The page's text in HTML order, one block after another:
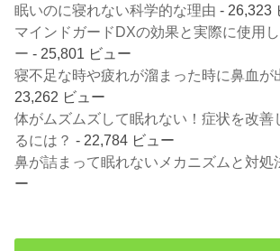
眠いのに寝れない科学的な理由 - 26,323
マインドガードDXの効果と実際に使用
ー - 25,801 ビュー
寝不足な時や疲れが溜まった時に鼻血が
23,262 ビュー
体がムズムズして眠れない！症状を改善
るには？ - 22,784 ビュー
鼻が詰まって眠れないメカニズムと対処
ー